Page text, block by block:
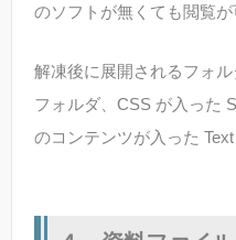
のソフトが無くても閲覧が
解凍後に展開されるフォ
フォルダ、CSS が入った
のコンテンツが入った Text